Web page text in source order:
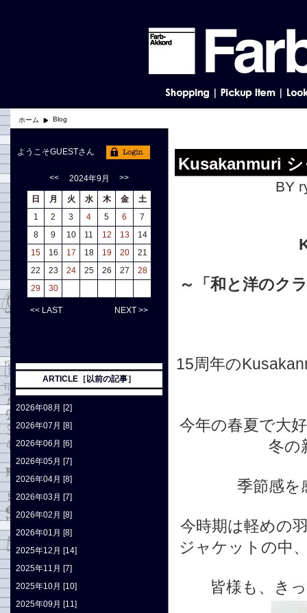
ホーム Blog
Kusakanmuri シ
BY
～「和と洋のク
15周年の
今年の春夏で大
冬の
季節感を
今時期は軽めの
ジャケットの中
皆様も、き
ようこそGUESTさん
<< 2024年9月 >>
日 月 火 水 木 金
土
1
2 3 4 5 6
7
8
9 10 11 12 13
14
15
16 17 18 19 20
21
22
23 24 25 26 27
28
29
30
<< LAST NEXT >>
ARTICLE［以前の記事］
2026年08月 [2]
2026年07月 [8]
2026年06月 [6]
2026年05月 [7]
2026年04月 [8]
2026年03月 [7]
2026年02月 [8]
2026年01月 [8]
2025年12月 [14]
2025年11月 [7]
2025年10月 [10]
2025年09月 [11]